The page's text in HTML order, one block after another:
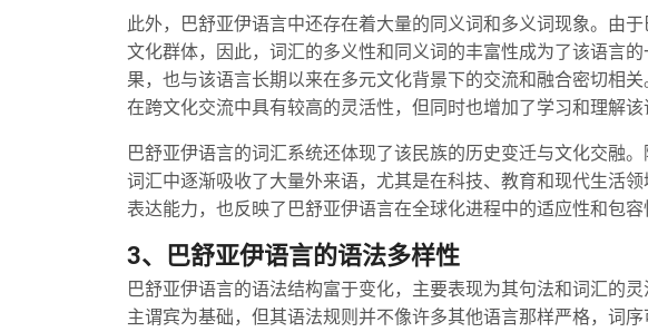
此外，巴舒亚伊语言中还存在着大量的同义词和多义词现象。由
文化群体，因此，词汇的多义性和同义词的丰富性成为了该语言
果，也与该语言长期以来在多元文化背景下的交流和融合密切相
在跨文化交流中具有较高的灵活性，但同时也增加了学习和理解该
巴舒亚伊语言的词汇系统还体现了该民族的历史变迁与文化交融
词汇中逐渐吸收了大量外来语，尤其是在科技、教育和现代生活
表达能力，也反映了巴舒亚伊语言在全球化进程中的适应性和包容
3、巴舒亚伊语言的语法多样性
巴舒亚伊语言的语法结构富于变化，主要表现为其句法和词汇的
主谓宾为基础，但其语法规则并不像许多其他语言那样严格，词